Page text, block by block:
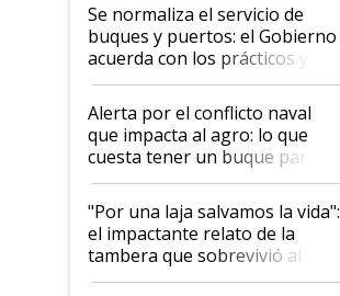
Se normaliza el servicio de
buques y puertos: el Gobierno
acuerda con los prácticos y
suspende el decreto de
desregulación
Alerta por el conflicto naval
que impacta al agro: lo que
cuesta tener un buque parado
y el peligro de que Argentina
pase a ser "país sucio"
"Por una laja salvamos la vida":
el impactante relato de la
tambera que sobrevivió al
tornado